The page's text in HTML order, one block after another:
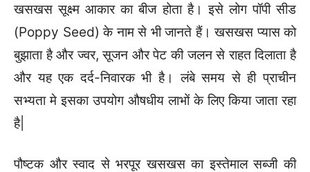
खसखस सूक्ष्म आकार का बीज होता है। इसे लोग पॉपी सीड
(Poppy Seed) के नाम से भी जानते हैं। खसखस प्यास को
बुझाता है और ज्वर, सूजन और पेट की जलन से राहत दिलाता है
और यह एक दर्द-निवारक भी है। लंबे समय से ही प्राचीन
सभ्यता मे इसका उपयोग औषधीय लाभों के लिए किया जाता रहा
है|
पौष्टक और स्वाद से भरपूर खसखस का इस्तेमाल सब्जी की